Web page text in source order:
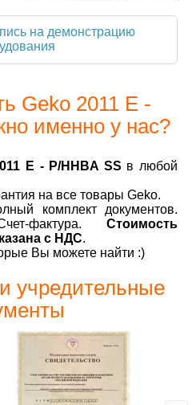
на демонстрацию
Geko 2011 E -
именно у нас?
E - P/HHBA SS в любой
на все товары Geko.
комплект документов.
фактура. Стоимость
с НДС.
Вы можете найти :)
учредительные